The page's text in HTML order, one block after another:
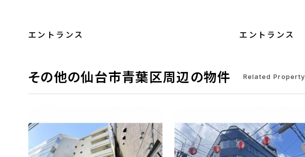
エントランス エントランス
その他の仙台市青葉区周辺の物件 Related Property